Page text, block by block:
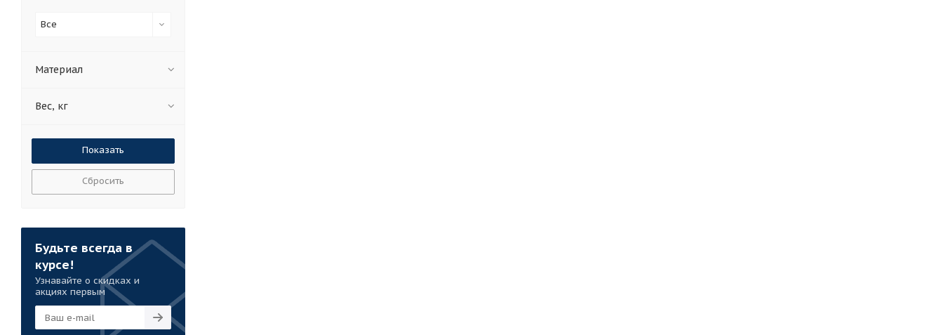
Все
Материал
Вес, кг
Сбросить
Будьте всегда в
курсе!
Узнавайте о скидках и
акциях первым